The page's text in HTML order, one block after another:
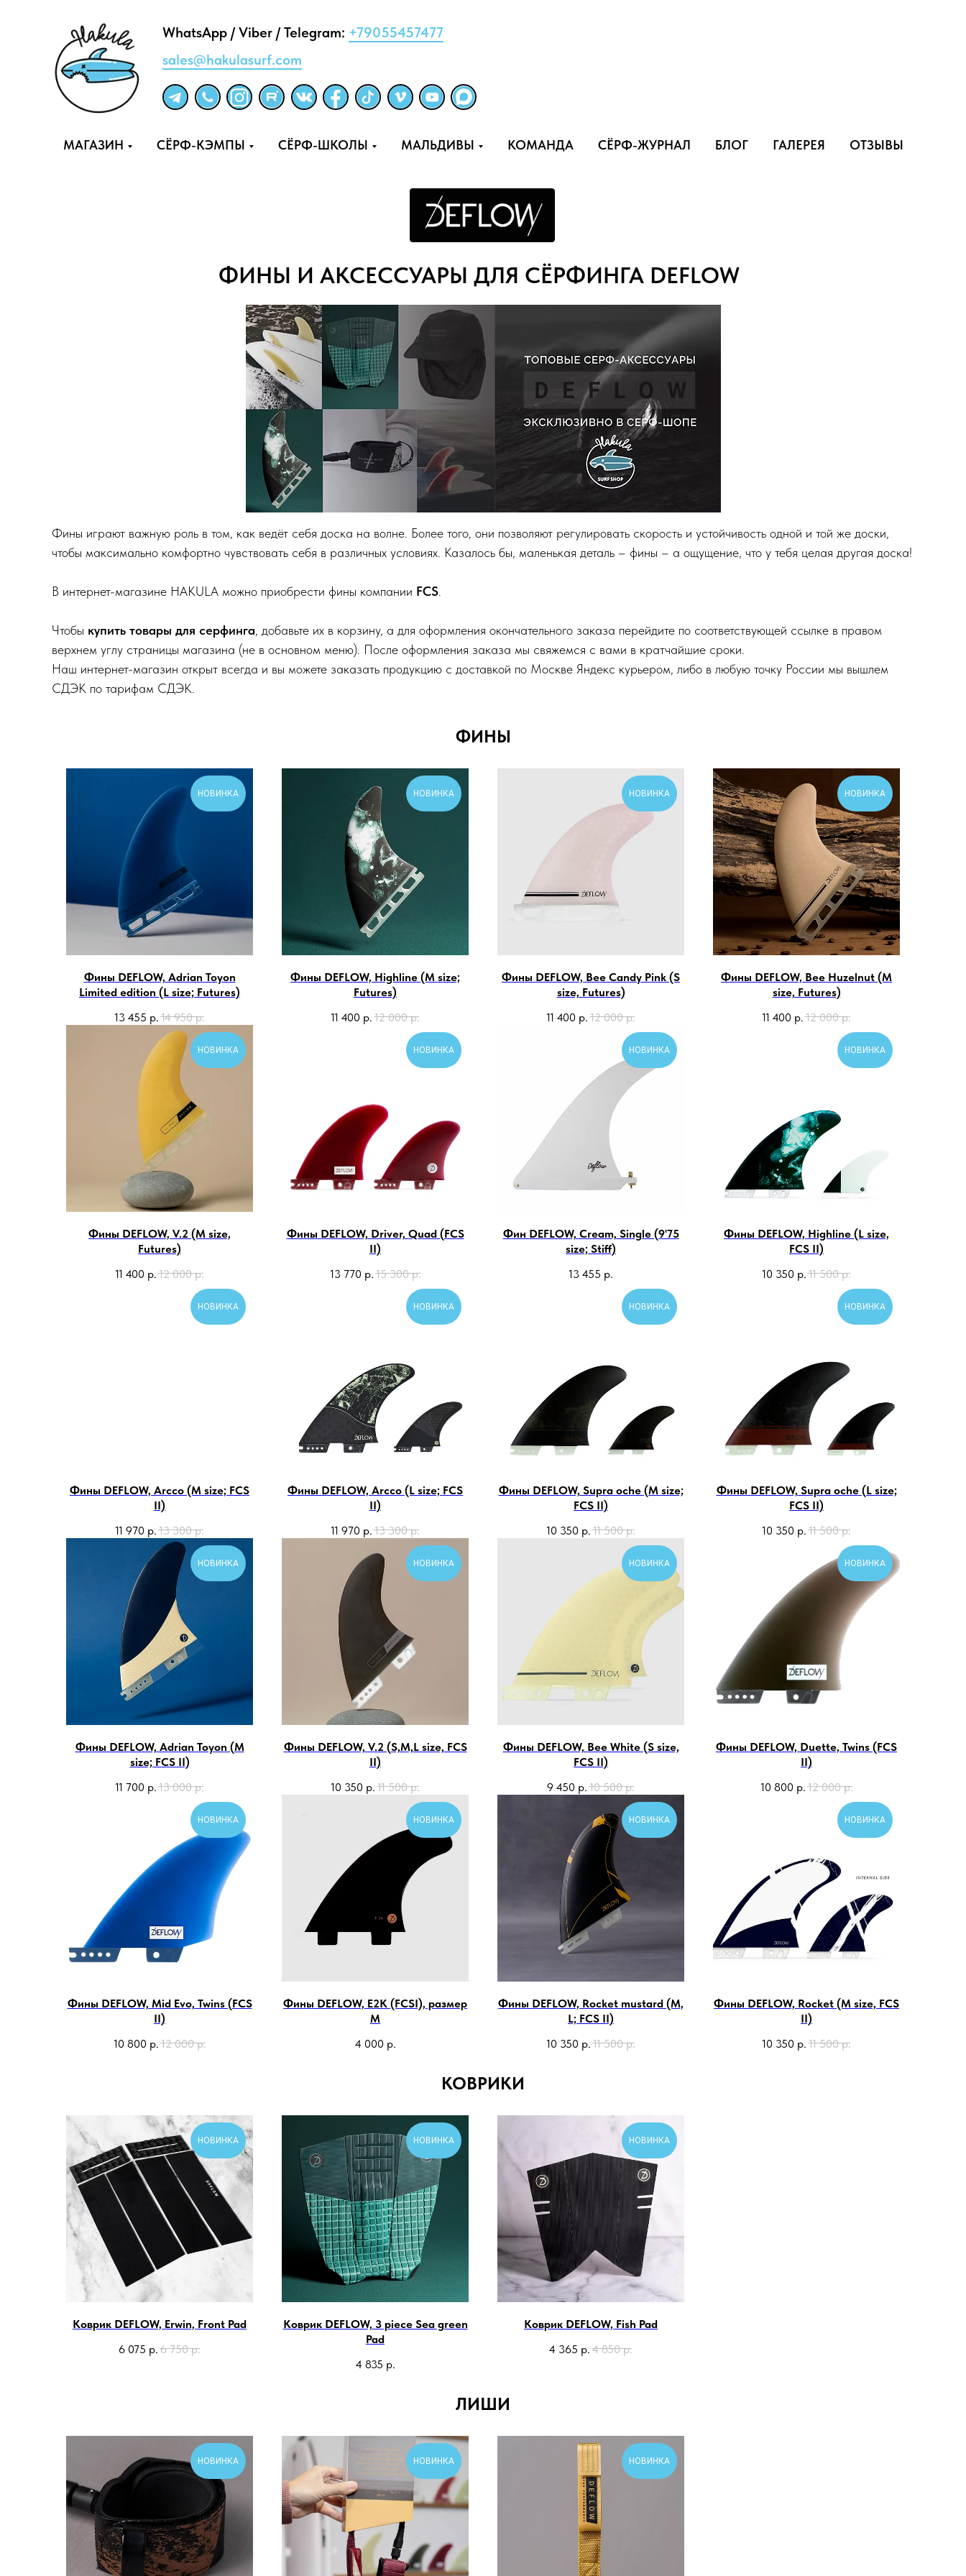
sales@hakulasurf.com
WhatsApp / Viber / Telegram: +79055457477
МАГАЗИН СЁРФ-КЭМПЫ СЁРФ-ШКОЛЫ МАЛЬДИВЫ КОМАНДА СЁРФ-ЖУРНАЛ БЛОГ ГАЛЕРЕЯ ОТЗЫВЫ
ФИНЫ И АКСЕССУАРЫ ДЛЯ СЁРФИНГА DEFLOW
Фины играют важную роль в том, как ведёт себя доска на волне. Более того, они позволяют регулировать скорость и устойчивость одной и той же доски,
чтобы максимально комфортно чувствовать себя в различных условиях. Казалось бы, маленькая деталь – фины – а ощущение, что у тебя целая другая доска!
В интернет-магазине HAKULA можно приобрести фины компании FCS
Чтобы купить товары для серфинга, добавьте их в корзину, а для оформления окончательного заказа перейдите по соответствующей ссылке в правом
верхнем углу страницы магазина (не в основном меню). После оформления заказа мы свяжемся с вами в кратчайшие сроки.
Наш интернет-магазин открыт всегда и вы можете заказать продукцию с доставкой по Москве Яндекс курьером, либо в любую точку России мы вышлем
СДЭК по тарифам СДЭК.
ФИНЫ
НОВИНКА
Фины DEFLOW, Adrian Toyon
Limited edition (L size; Futures)
13 455 р. 14 950 р.
НОВИНКА
Фины DEFLOW, Highline (M size;
Futures)
11 400 р. 12 000 р.
НОВИНКА
Фины DEFLOW, Bee Candy Pink (S
size, Futures)
11 400 р. 12 000 р.
НОВИНКА
Фины DEFLOW, Bee Huzelnut (M
size, Futures)
11 400 р. 12 000 р.
НОВИНКА
Фины DEFLOW, V.2 (M size,
Futures)
11 400 р. 12 000 р.
НОВИНКА
Фины DEFLOW, Driver, Quad (FCS
II)
13 770 р.15 300 р.
НОВИНКА
Фин DEFLOW, Cream, Single (9'75
size; Stiff)
13 455 р.
НОВИНКА
Фины DEFLOW, Highline (L size,
FCS II)
10 350 р. 11 500 р.
НОВИНКА
Фины DEFLOW, Arcco (M size; FCS
II)
11 970 р. 13 300 р.
НОВИНКА
Фины DEFLOW, Arcco (L size; FCS
II)
11 970 р. 13 300 р.
НОВИНКА
Фины DEFLOW, Supra oche (M size;
FCS II)
10 350 р. 11 500 р.
НОВИНКА
Фины DEFLOW, Supra oche (L size;
FCS II)
10 350 р. 11 500 р.
НОВИНКА
Фины DEFLOW, Adrian Toyon (M
size; FCS II)
11 700 р. 13 000 р.
НОВИНКА
Фины DEFLOW, V.2 (S,M,L size, FCS
II)
10 350 р. 11 500 р.
НОВИНКА
Фины DEFLOW, Bee White (S size,
FCS II)
9 450 р. 10 500 р.
НОВИНКА
Фины DEFLOW, Duette, Twins (FCS
II)
10 800 р.12 000 р.
НОВИНКА
Фины DEFLOW, Mid Evo, Twins (FCS
II)
10 800 р.12 000 р.
НОВИНКА
Фины DEFLOW, E2K (FCSI), размер
М
4 000 р.
НОВИНКА
Фины DEFLOW, Rocket mustard (M,
L; FCS II)
10 350 р. 11 500 р.
НОВИНКА
Фины DEFLOW, Rocket (M size, FCS
II)
10 350 р. 11 500 р.
КОВРИКИ
НОВИНКА
Коврик DEFLOW, Erwin, Front Pad
6 075 р. 6 750 р.
НОВИНКА
Коврик DEFLOW, 3 piece Sea green
Pad
4 835 р.
НОВИНКА
Коврик DEFLOW, Fish Pad
4 365 р. 4 850 р.
ЛИШИ
НОВИНКА НОВИНКА НОВИНКА